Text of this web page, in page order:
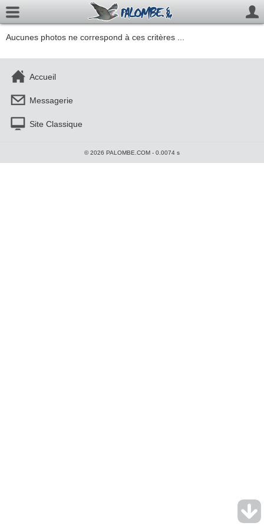
Aucunes photos ne correspond à ces critères ...
Accueil
Messagerie
Site Classique
© 2026 PALOMBE.COM - 0.0074 s